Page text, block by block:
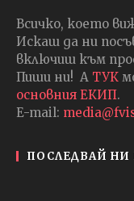
Всичко, което
Искаш да ни
включиш към
Пиши ни! А ТУК
основния ЕКИП.
E-mail:
ПОСЛЕДВАЙ НИ